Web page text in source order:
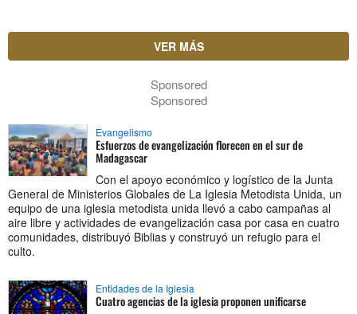
VER MÁS
Sponsored
Sponsored
Evangelismo
Esfuerzos de evangelización florecen en el sur de
Madagascar
Con el apoyo económico y logístico de la Junta
General de Ministerios Globales de La Iglesia Metodista Unida, un
equipo de una iglesia metodista unida llevó a cabo campañas al
aire libre y actividades de evangelización casa por casa en cuatro
comunidades, distribuyó Biblias y construyó un refugio para el
culto.
Entidades de la Iglesia
Cuatro agencias de la iglesia proponen unificarse